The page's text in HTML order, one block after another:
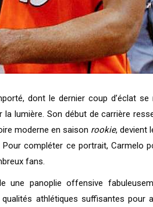
dont le dernier coup d’éclat se
lumière. Son début de carrière
moderne en saison rookie, devient
compléter ce portrait, Carmelo
fans.
une panoplie offensive
athlétiques suffisantes pour